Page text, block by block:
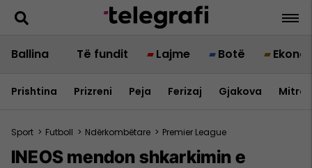
Ballina Të fundit Lajme Botë
Prishtina Prizreni Peja Ferizaj Gjakova
Sport > Futboll > Ndërkombëtare > Premier League
INEOS mendon shkarkimin e